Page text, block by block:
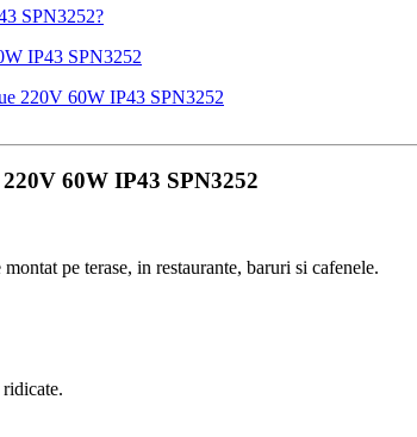
SPN3252?
IP43 SPN3252
220V 60W IP43 SPN3252
60W IP43 SPN3252
pe terase, in restaurante, baruri si cafenele.